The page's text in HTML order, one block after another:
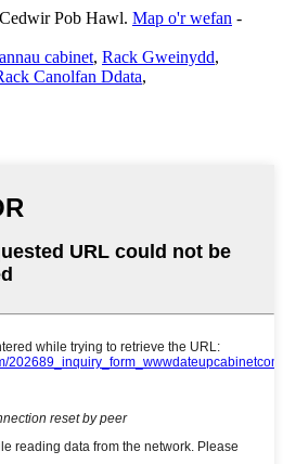
Pob Hawl. Map o'r wefan -
cabinet, Rack Gweinydd,
Canolfan Ddata,